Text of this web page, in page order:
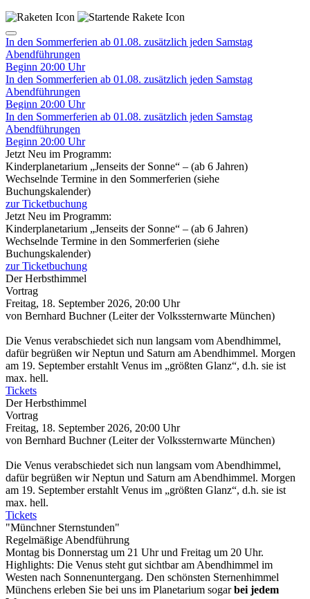
In den Sommerferien ab 01.08. zusätzlich jeden Samstag
Abendführungen
Beginn 20:00 Uhr
In den Sommerferien ab 01.08. zusätzlich jeden Samstag
Abendführungen
Beginn 20:00 Uhr
In den Sommerferien ab 01.08. zusätzlich jeden Samstag
Abendführungen
Beginn 20:00 Uhr
Jetzt Neu im Programm:
Kinderplanetarium „Jenseits der Sonne“ – (ab 6 Jahren)
Wechselnde Termine in den Sommerferien (siehe
Buchungskalender)
zur Ticketbuchung
Jetzt Neu im Programm:
Kinderplanetarium „Jenseits der Sonne“ – (ab 6 Jahren)
Wechselnde Termine in den Sommerferien (siehe
Buchungskalender)
zur Ticketbuchung
Der Herbsthimmel
Vortrag
Freitag, 18. September 2026, 20:00 Uhr
von Bernhard Buchner (Leiter der Volkssternwarte München)
Die Venus verabschiedet sich nun langsam vom Abendhimmel,
dafür begrüßen wir Neptun und Saturn am Abendhimmel. Morgen
am 19. September erstahlt Venus im „größten Glanz“, d.h. sie ist
max. hell.
Tickets
Der Herbsthimmel
Vortrag
Freitag, 18. September 2026, 20:00 Uhr
von Bernhard Buchner (Leiter der Volkssternwarte München)
Die Venus verabschiedet sich nun langsam vom Abendhimmel,
dafür begrüßen wir Neptun und Saturn am Abendhimmel. Morgen
am 19. September erstahlt Venus im „größten Glanz“, d.h. sie ist
max. hell.
Tickets
"Münchner Sternstunden"
Regelmäßige Abendführung
Montag bis Donnerstag um 21 Uhr und Freitag um 20 Uhr.
Highlights: Die Venus steht gut sichtbar am Abendhimmel im
Westen nach Sonnenuntergang. Den schönsten Sternenhimmel
Münchens erleben Sie bei uns im Planetarium sogarbei jedem